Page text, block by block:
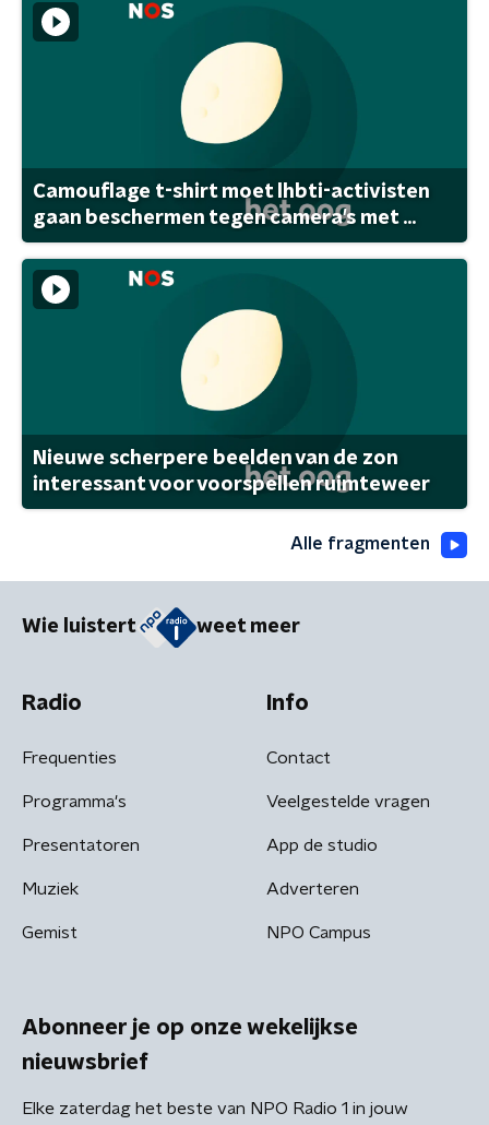
Camouflage t-shirt moet lhbti-activisten
gaan beschermen tegen camera's met ...
Nieuwe scherpere beelden van de zon
interessant voor voorspellen ruimteweer
Alle fragmenten
Wie luistert weet meer
Radio
Frequenties
Programma's
Presentatoren
Muziek
Gemist
Info
Contact
Veelgestelde vragen
App de studio
Adverteren
NPO Campus
Abonneer je op onze wekelijkse
nieuwsbrief
Elke zaterdag het beste van NPO Radio 1 in jouw